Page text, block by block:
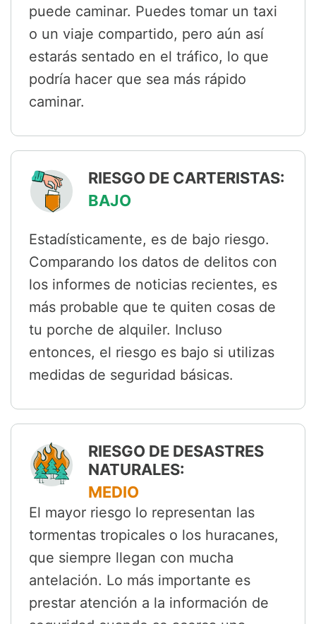
puede caminar. Puedes tomar un taxi
o un viaje compartido, pero aún así
estarás sentado en el tráfico, lo que
podría hacer que sea más rápido
caminar.
RIESGO DE CARTERISTAS:
BAJO
Estadísticamente, es de bajo riesgo.
Comparando los datos de delitos con
los informes de noticias recientes, es
más probable que te quiten cosas de
tu porche de alquiler. Incluso
entonces, el riesgo es bajo si utilizas
medidas de seguridad básicas.
RIESGO DE DESASTRES
NATURALES:
MEDIO
El mayor riesgo lo representan las
tormentas tropicales o los huracanes,
que siempre llegan con mucha
antelación. Lo más importante es
prestar atención a la información de